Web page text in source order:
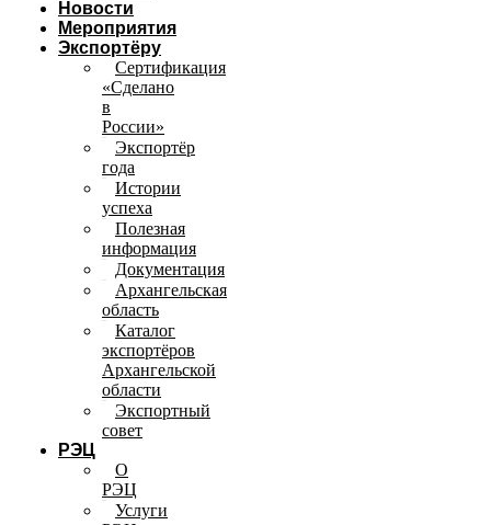
Новости
Мероприятия
Экспортёру
Сертификация
«Сделано
в
России»
Экспортёр
года
Истории
успеха
Полезная
информация
Документация
Архангельская
область
Каталог
экспортёров
Архангельской
области
Экспортный
совет
РЭЦ
О
РЭЦ
Услуги